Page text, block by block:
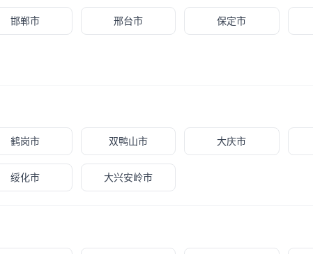
邯郸市 邢台市 保定市
鹤岗市 双鸭山市 大庆市
绥化市 大兴安岭市